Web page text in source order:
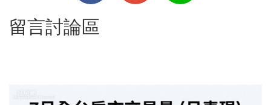
留言討論區